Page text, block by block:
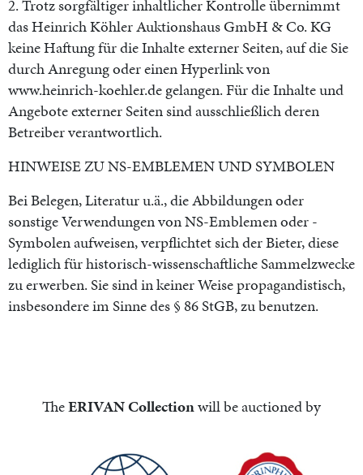
2. Trotz sorgfältiger inhaltlicher Kontrolle übernimmt
das Heinrich Köhler Auktionshaus GmbH & Co. KG
keine Haftung für die Inhalte externer Seiten, auf die Sie
durch Anregung oder einen Hyperlink von
www.heinrich-koehler.de gelangen. Für die Inhalte und
Angebote externer Seiten sind ausschließlich deren
Betreiber verantwortlich.
HINWEISE ZU NS-EMBLEMEN UND SYMBOLEN
Bei Belegen, Literatur u.ä., die Abbildungen oder
sonstige Verwendungen von NS-Emblemen oder -
Symbolen aufweisen, verpflichtet sich der Bieter, diese
lediglich für historisch-wissenschaftliche Sammelzwecke
zu erwerben. Sie sind in keiner Weise propagandistisch,
insbesondere im Sinne des § 86 StGB, zu benutzen.
TheERIVAN Collectionwill be auctioned by